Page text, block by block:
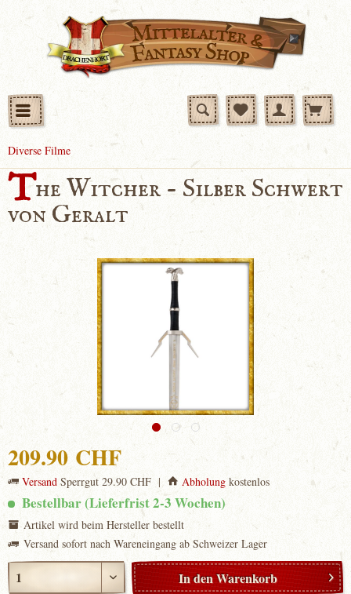
Diverse Filme
The Witcher - Silber Schwert
von Geralt
209.90 CHF
VersandSperrgut 29.90 CHF | Abholung kostenlos
Bestellbar (Lieferfrist 2-3 Wochen)
Artikel wird beim Hersteller bestellt
Versand sofort nach Wareneingang ab Schweizer Lager
In denWarenkorb